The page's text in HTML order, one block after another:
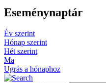
Eseménynaptár
Év szerint
Hónap szerint
Hét szerint
Ma
Ugrás a hónaphoz